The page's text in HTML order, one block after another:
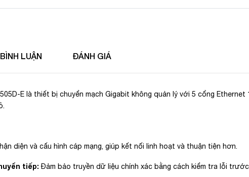
BÌNH LUẬN ĐÁNH GIÁ
E là thiết bị chuyển mạch Gigabit không quản lý với 5 cổng
diện và cấu hình cáp mạng, giúp kết nối linh hoạt và thuận tiện hơn.
tiếp: Đảm bảo truyền dữ liệu chính xác bằng cách kiểm tra lỗi